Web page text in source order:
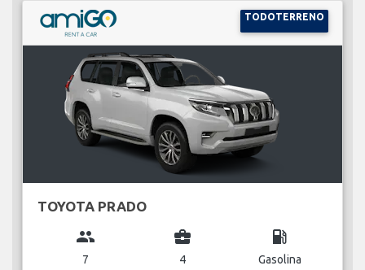
TODOTERRENO
TOYOTA PRADO
group
7
business_center
4
local_gas_station
Gasolina